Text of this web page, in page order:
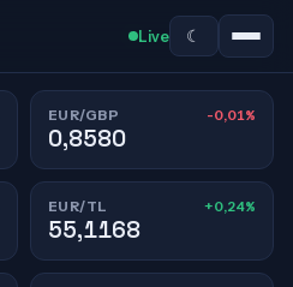
Live ☾
EUR/GBP -0,01%
0,8580
EUR/TL +0,24%
55,1168